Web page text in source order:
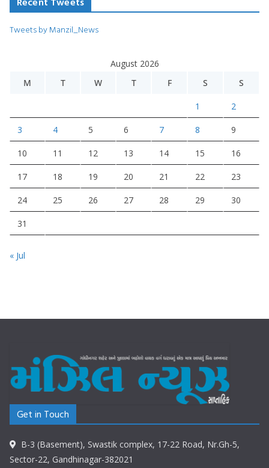
Tweets by Manzil_News
August 2026
M
T W T F S S
1 2
3 4 5 6 7 8 9
10 11 12 13 14 15 16
17 18 19 20 21 22 23
24 25 26 27 28 29 30
31
« Jul
Get in Touch
B-3 (Basement), Swastik complex, 17-22 Road, Nr.Gh-5,
Sector-22, Gandhinagar-382021